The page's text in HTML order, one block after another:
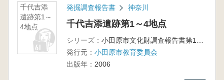
千代吉添
遺跡第1～
4地点
発掘調査報告書 神奈川
千代吉添遺跡第1～4地点
シリーズ：
発行元： 小田原市教育委員会
出版年： 2006